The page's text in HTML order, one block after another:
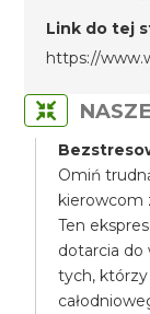
Link do tej
https://
Omiń
kierowcom
Ten
dotarcia do
tych,